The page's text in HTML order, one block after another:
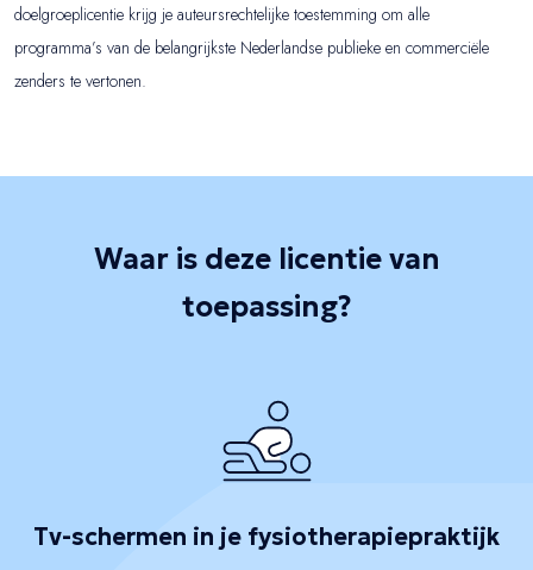
doelgroeplicentie krijg je auteursrechtelijke toestemming om alle
programma’s van de belangrijkste Nederlandse publieke en commerciële
zenders te vertonen.
Waar is deze licentie van
toepassing?
Tv-schermen in je fysiotherapiepraktijk